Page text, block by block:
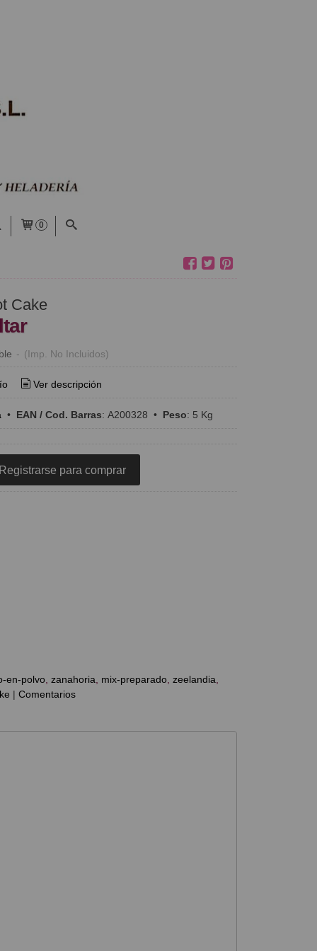
0
Cake
- (Imp. No Incluidos)
Ver descripción
• EAN / Cod. Barras: A200328 • Peso: 5 Kg
Registrarse para comprar
en-polvo zanahoria mix-preparado zeelandia
| Comentarios